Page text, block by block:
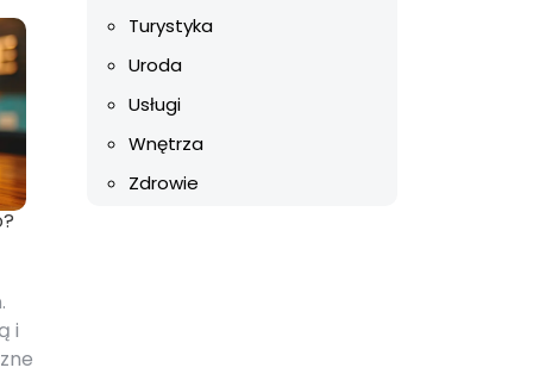
i
Turystyka
Uroda
Usługi
Wnętrza
Zdrowie